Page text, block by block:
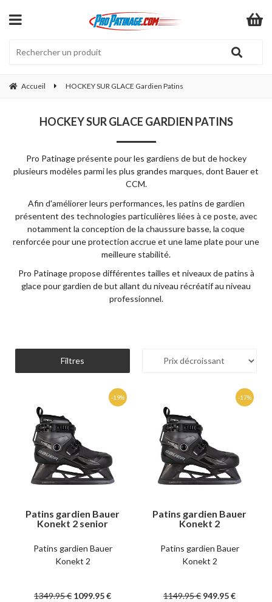
Accueil HOCKEY SUR GLACE Gardien Patins
HOCKEY SUR GLACE GARDIEN PATINS
Pro Patinage présente pour les gardiens de but de hockey
plusieurs modèles parmi les plus grandes marques, dont Bauer et
CCM.
Afin d'améliorer leurs performances, les patins de gardien
présentent des technologies particulières liées à ce poste, avec
notamment la conception de la chaussure basse, la coque
renforcée pour une protection accrue et une lame plate pour une
meilleure stabilité.
Pro Patinage propose différentes tailles et niveaux de patins à
glace pour gardien de but allant du niveau récréatif au niveau
professionnel.
Filtres
Patins gardien Bauer
Konekt 2 senior
Patins gardien Bauer
Konekt 2
1349.95€ 1099.95€
Patins gardien Bauer
Konekt 2
Patins gardien Bauer
Konekt 2
1149.95€ 949.95€